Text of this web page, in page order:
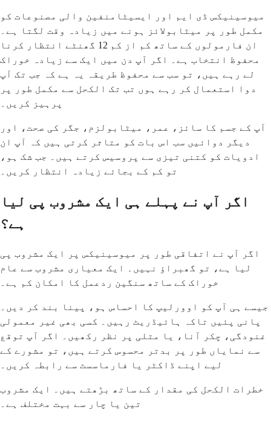
میوسینیکس ڈی ایم اور ایسیٹامنفین والی مصنوعات کو
مکمل طور پر میٹابولائز ہونے میں زیادہ وقت لگتا ہے۔
ان فارمولوں کے ساتھ کم از کم 12 گھنٹے انتظار کرنا
محفوظ انتخاب ہے۔ اگر آپ دن میں ایک سے زیادہ خوراک
لے رہے ہیں، تو سب سے محفوظ طریقہ یہ ہے کہ جب تک آپ
دوا استعمال کر رہے ہوں تب تک الکحل سے مکمل طور پر
پرہیز کریں۔
آپ کے جسم کا سائز، عمر، میٹابولزم، جگر کی صحت، اور
دیگر دوائیں سب اس بات کو متاثر کرتی ہیں کہ آپ ان
ادویات کو کتنی تیزی سے پروسیس کرتے ہیں۔ جب شک ہو،
تو کم کے بجائے زیادہ انتظار کریں۔
اگر آپ نے پہلے ہی ایک مشروب پی لیا
ہے؟
اگر آپ نے اتفاقی طور پر میوسینیکس پر ایک مشروب پی
لیا ہے، تو گھبراؤ نہیں۔ ایک معیاری مشروب سے عام
خوراک کے ساتھ سنگین ردعمل کا امکان کم ہے۔
جیسے ہی آپ کو اوورلیپ کا احساس ہو، پینا بند کر دیں۔
پانی پئیں تاکہ ہائیڈریٹ رہیں۔ کسی بھی غیر معمولی
غنودگی، چکر آنا، یا متلی پر نظر رکھیں۔ اگر آپ توقع
سے نمایاں طور پر بدتر محسوس کرتے ہیں، تو مشورے کے
لیے اپنے ڈاکٹر یا فارماسسٹ سے رابطہ کریں۔
خطرات الکحل کی مقدار کے ساتھ بڑھتے ہیں۔ ایک مشروب
تین یا چار سے بہت مختلف ہے۔